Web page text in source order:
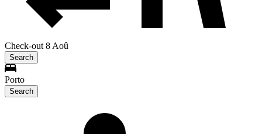
Check-out 8 Aoû
Search
Porto
Search